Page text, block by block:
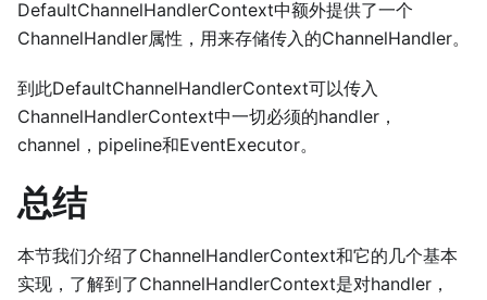
DefaultChannelHandlerContext中额外提供了一个
ChannelHandler属性，用来存储传入的ChannelHandler。
到此DefaultChannelHandlerContext可以传入
ChannelHandlerContext中一切必须的handler，
channel，pipeline和EventExecutor。
总结
本节我们介绍了ChannelHandlerContext和它的几个基本
实现，了解到了ChannelHandlerContext是对handler，